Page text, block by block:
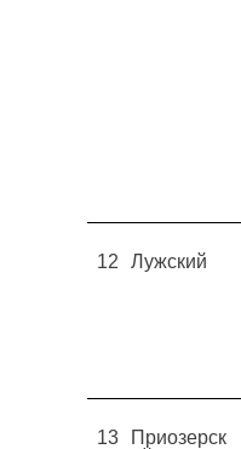
12 Лужский
13
Приозерск